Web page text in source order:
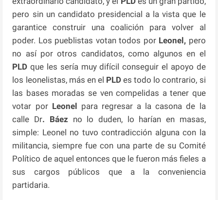
pero sin un candidato presidencial a la vista que le
garantice construir una coalición para volver al
poder. Los pueblistas votan todos porLeonel, pero
no así por otros candidatos, como algunos en el
PLD que les sería muy difícil conseguir el apoyo de
los leonelistas, más en el PLD es todo lo contrario, si
las bases moradas se ven compelidas a tener que
votar por Leonel para regresar a la casona de la
calle Dr. Báez no lo duden, lo harían en masas,
simple: Leonel no tuvo contradicción alguna con la
militancia, siempre fue con una parte de su Comité
Político de aquel entonces que le fueron más fieles a
sus cargos públicos que a la conveniencia
partidaria.